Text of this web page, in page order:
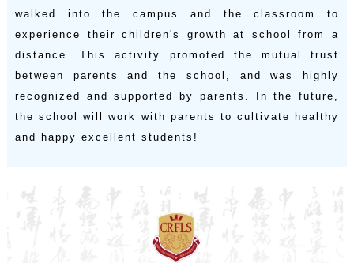
walked into the campus and the classroom to
experience their children's growth at school from a
distance. This activity promoted the mutual trust
between parents and the school, and was highly
recognized and supported by parents. In the future,
the school will work with parents to cultivate healthy
and happy excellent students!